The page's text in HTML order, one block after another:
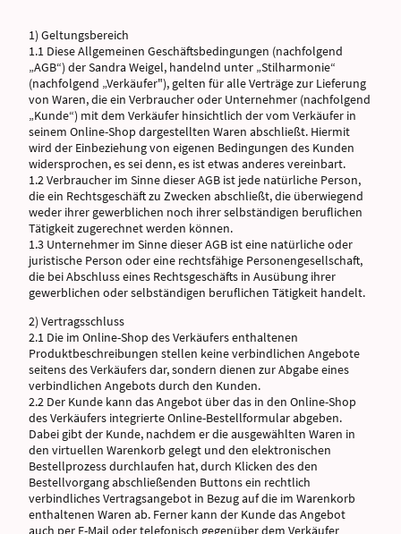
1) Geltungsbereich
1.1 Diese Allgemeinen Geschäftsbedingungen (nachfolgend
„AGB“) der Sandra Weigel, handelnd unter „Stilharmonie“
(nachfolgend „Verkäufer"), gelten für alle Verträge zur Lieferung
von Waren, die ein Verbraucher oder Unternehmer (nachfolgend
„Kunde“) mit dem Verkäufer hinsichtlich der vom Verkäufer in
seinem Online-Shop dargestellten Waren abschließt. Hiermit
wird der Einbeziehung von eigenen Bedingungen des Kunden
widersprochen, es sei denn, es ist etwas anderes vereinbart.
1.2 Verbraucher im Sinne dieser AGB ist jede natürliche Person,
die ein Rechtsgeschäft zu Zwecken abschließt, die überwiegend
weder ihrer gewerblichen noch ihrer selbständigen beruflichen
Tätigkeit zugerechnet werden können.
1.3 Unternehmer im Sinne dieser AGB ist eine natürliche oder
juristische Person oder eine rechtsfähige Personengesellschaft,
die bei Abschluss eines Rechtsgeschäfts in Ausübung ihrer
gewerblichen oder selbständigen beruflichen Tätigkeit handelt.
2) Vertragsschluss
2.1 Die im Online-Shop des Verkäufers enthaltenen
Produktbeschreibungen stellen keine verbindlichen Angebote
seitens des Verkäufers dar, sondern dienen zur Abgabe eines
verbindlichen Angebots durch den Kunden.
2.2 Der Kunde kann das Angebot über das in den Online-Shop
des Verkäufers integrierte Online-Bestellformular abgeben.
Dabei gibt der Kunde, nachdem er die ausgewählten Waren in
den virtuellen Warenkorb gelegt und den elektronischen
Bestellprozess durchlaufen hat, durch Klicken des den
Bestellvorgang abschließenden Buttons ein rechtlich
verbindliches Vertragsangebot in Bezug auf die im Warenkorb
enthaltenen Waren ab. Ferner kann der Kunde das Angebot
auch per E-Mail oder telefonisch gegenüber dem Verkäufer